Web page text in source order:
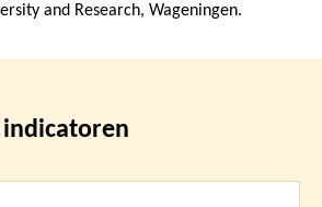
and Research, Wageningen.